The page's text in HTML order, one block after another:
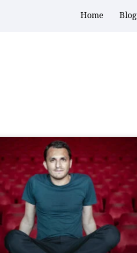
Home Blog
Pagina
Pagina